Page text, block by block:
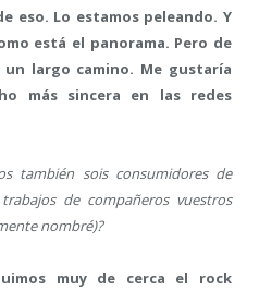
eso. Lo estamos peleando. Y
está el panorama. Pero de
largo camino. Me gustaría
más sincera en las redes
también sois consumidores de
de compañeros vuestros
nombré)?
muy de cerca el rock